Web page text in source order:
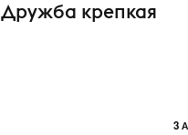
Дружба крепкая
3